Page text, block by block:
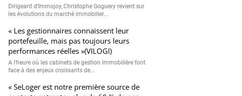
Dirigeant d’Immojoy, Christophe Goguery revient sur
les évolutions du marché immobilier...
« Les gestionnaires connaissent leur
portefeuille, mais pas toujours leurs
performances réelles »(VILOGI)
A l’heure où les cabinets de gestion immobilière font
face à des enjeux croissants de...
« SeLoger est notre première source de